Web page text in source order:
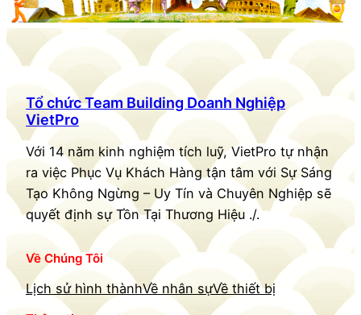
Tổ chức Team Building Doanh Nghiệp
VietPro
Với 14 năm kinh nghiệm tích luỹ, VietPro tự nhận
ra việc Phục Vụ Khách Hàng tận tâm với Sự Sáng
Tạo Không Ngừng – Uy Tín và Chuyên Nghiệp sẽ
quyết định sự Tồn Tại Thương Hiệu ./.
Về Chúng Tôi
Lịch sử hình thànhVề nhân sựVề thiết bị